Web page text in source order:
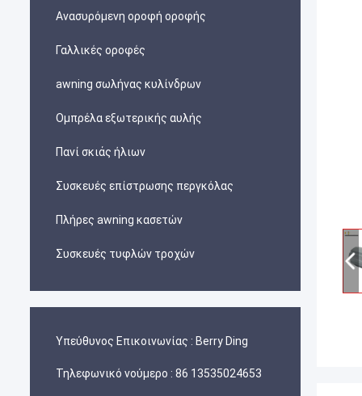
Ανασυρόμενη οροφή οροφής
Γαλλικές οροφές
awning σωλήνας κυλίνδρων
Ομπρέλα εξωτερικής αυλής
Πανί σκιάς ήλιων
Συσκευές επίστρωσης περγκόλας
Πλήρες awning κασετών
Συσκευές τυφλών τροχών
Υπεύθυνος Επικοινωνίας : Berry Ding
Τηλεφωνικό νούμερο : 86 13535024653